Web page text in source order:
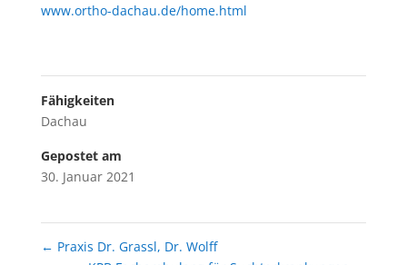
www.ortho-dachau.de/home.html
Fähigkeiten
Dachau
Gepostet am
30. Januar 2021
← Praxis Dr. Grassl, Dr. Wolff